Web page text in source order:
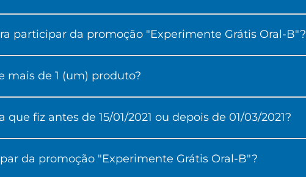
participar da promoção "Experimente Grátis Oral-B"?
mais de 1 (um) produto?
fiz antes de 15/01/2021 ou depois de 01/03/2021?
da promoção "Experimente Grátis Oral-B"?